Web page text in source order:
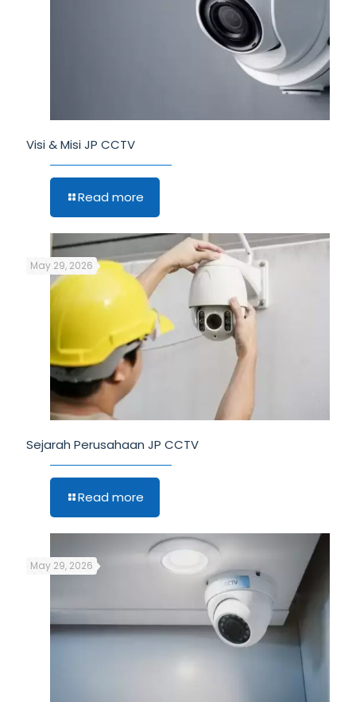
Visi & Misi JP CCTV
Read more
May 29, 2026
Sejarah Perusahaan JP CCTV
Read more
May 29, 2026